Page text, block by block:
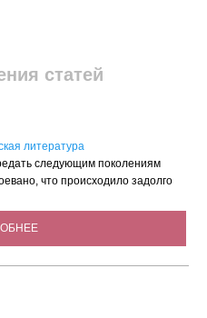
статей
литература
следующим поколениям
что происходило задолго